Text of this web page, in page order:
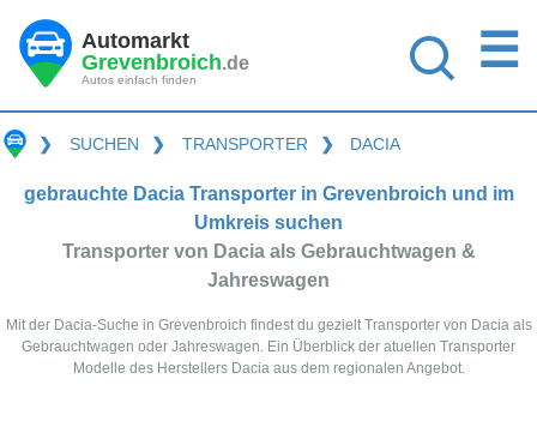
Automarkt
Grevenbroich.de
Autos einfach finden
☰
❯ SUCHEN ❯ TRANSPORTER ❯ DACIA
gebrauchte Dacia Transporter in Grevenbroich und im
Umkreis suchen
Transporter von Dacia als Gebrauchtwagen &
Jahreswagen
Mit der Dacia-Suche in Grevenbroich findest du gezielt Transporter von Dacia als
Gebrauchtwagen oder Jahreswagen. Ein Überblick der atuellen Transporter
Modelle des Herstellers Dacia aus dem regionalen Angebot.